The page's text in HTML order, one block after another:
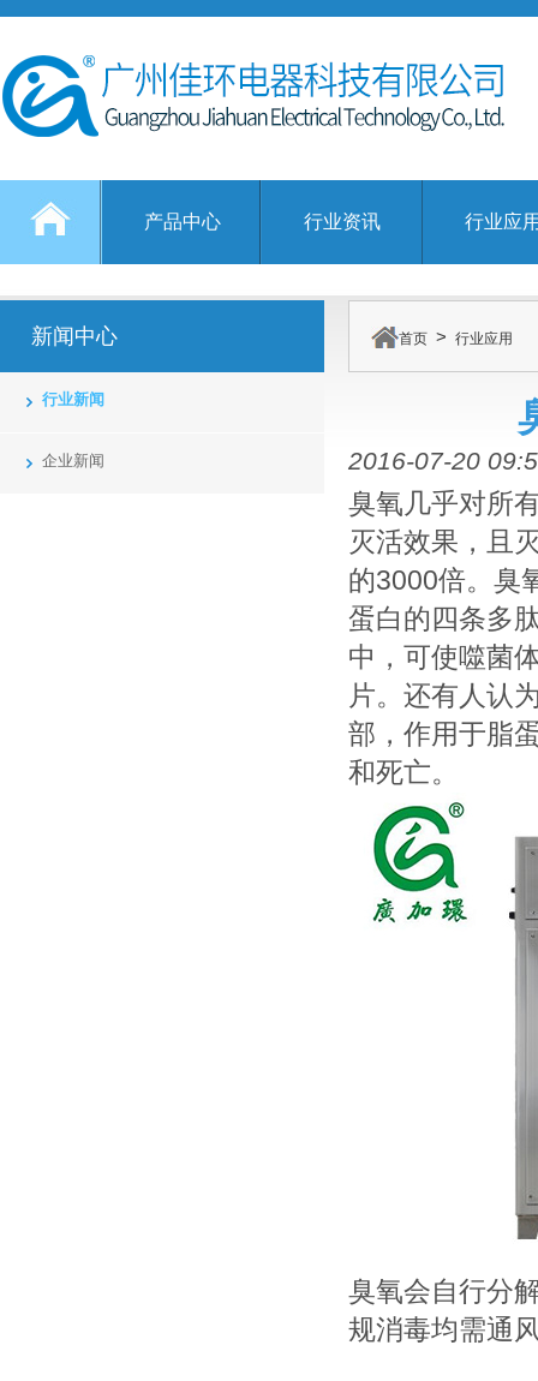
产品中心 行业资讯 行业应
新闻中心
行业新闻
企业新闻
首页 > 行业应用
2016-07-20
臭氧几乎对所
灭活效果，且
的3000倍。臭
蛋白的四条多
中，可使噬菌
片。还有人认
部，作用于脂
和死亡。
臭氧会自行分
规消毒均需通